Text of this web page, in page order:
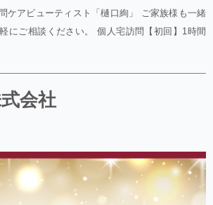
ケアビューティスト「樋口絢」 ご家族様も一緒
にご相談ください。 個人宅訪問【初回】1時間
会社